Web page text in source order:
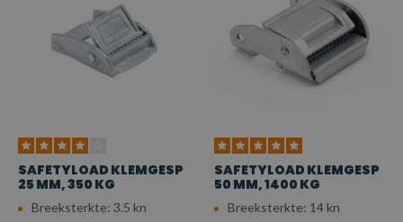
SAFETYLOAD KLEMGESP
25 MM, 350 KG
Breeksterkte: 3.5 kn
SAFETYLOAD KLEMGESP
50 MM, 1400 KG
Breeksterkte: 14 kn